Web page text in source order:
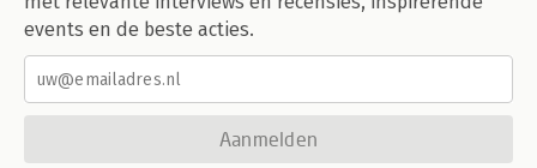
events en de beste acties.
Aanmelden